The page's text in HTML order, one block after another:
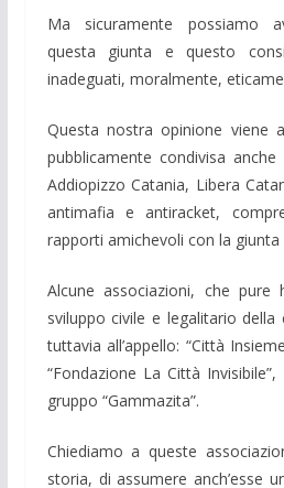
Ma sicuramente possiamo
questa giunta e questo
inadeguati, moralmente,
Questa nostra opinione viene
pubblicamente condivisa
Addiopizzo Catania, Libera
antimafia e antiracket,
rapporti amichevoli con la giunta
Alcune associazioni, che pure
sviluppo civile e legalitario
tuttavia all’appello: “Città
“Fondazione La Città
gruppo “Gammazita”.
Chiediamo a queste
storia, di assumere anch’esse